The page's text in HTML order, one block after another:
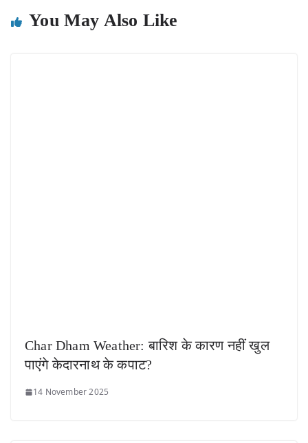
You May Also Like
Char Dham Weather: बारिश के कारण नहीं खुल
पाएंगे केदारनाथ के कपाट?
14 November 2025